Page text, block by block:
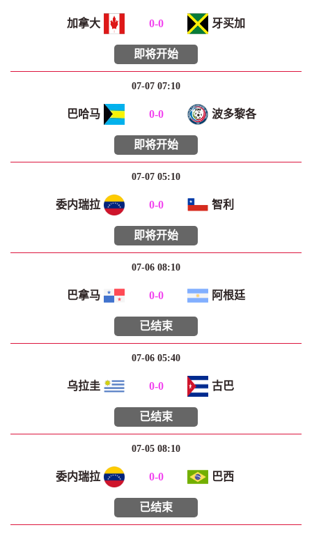
加拿大 0-0 牙买加
即将开始
07-07 07:10
巴哈马 0-0 波多黎各
即将开始
07-07 05:10
委内瑞拉 0-0 智利
即将开始
07-06 08:10
巴拿马 0-0 阿根廷
已结束
07-06 05:40
乌拉圭 0-0 古巴
已结束
07-05 08:10
委内瑞拉 0-0 巴西
已结束